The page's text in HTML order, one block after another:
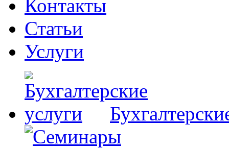
Контакты
Статьи
Услуги